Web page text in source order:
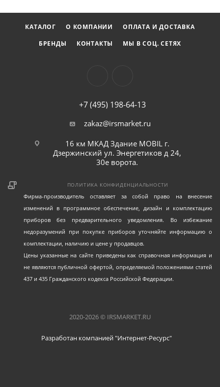
эффективность технических процедур.
КАТАЛОГ О КОМПАНИИ
ОПЛАТА И ДОСТАВКА
БРЕНДЫ
КОНТАКТЫ МЫ В СОЦ. СЕТЯХ
+7 (495) 198-64-13
zakaz@irsmarket.ru
16 км МКАД Здание MOBIL г.
Дзержинский ул. Энергетиков д 24,
30е ворота.
ПОЛИТИКА КОНФИДЕНЦИАЛЬНОСТИ
Фирма-производитель оставляет за собой право на внесение
изменений в программное обеспечение, дизайн и комплектацию
приборов без предварительного уведомления. Во избежание
недоразумений при покупке приборов уточняйте информацию о
комплектации, наличию и цене у продавцов.
Цены указанные на сайте приведены как справочная информация и
не являются публичной офертой, определяемой положениями статей
437 и 435 Гражданского кодекса Российской Федерации.
2020-2026 © IRSMARKET.RU
Разработан компанией "Интернет-Ресурс"